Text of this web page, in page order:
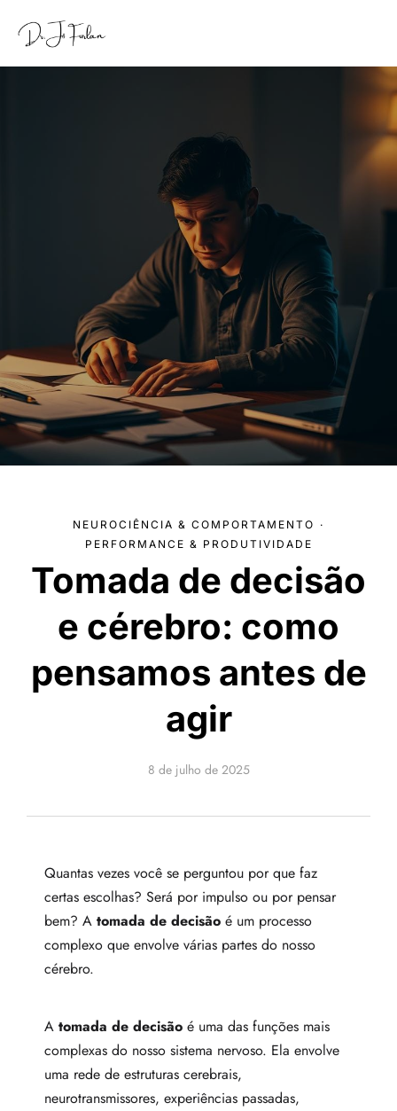
NEUROCIÊNCIA & COMPORTAMENTO ·
PERFORMANCE & PRODUTIVIDADE
Tomada de decisão
e cérebro: como
pensamos antes de
agir
8 de julho de 2025
Quantas vezes você se perguntou por que faz
certas escolhas? Será por impulso ou por pensar
bem? A tomada de decisão é um processo
complexo que envolve várias partes do nosso
cérebro.
A tomada de decisão é uma das funções mais
complexas do nosso sistema nervoso. Ela envolve
uma rede de estruturas cerebrais,
neurotransmissores, experiências passadas,